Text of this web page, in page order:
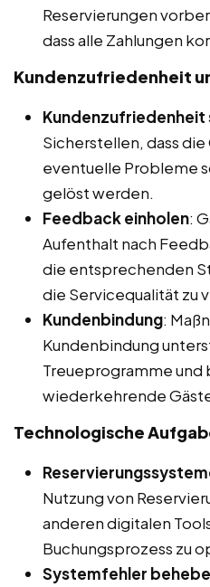
Reservierungen
dass alle Zahlungen
Kundenzufriedenheit
Sicherstellen, dass
eventuelle Probleme
gelöst werden.
Feedback einholen:
Aufenthalt nach
die entsprechenden
die Servicequalität zu
Kundenbindung:
Kundenbindung
Treueprogramme
wiederkehrende
Technologische
Nutzung von
anderen digitalen
Buchungsprozess zu
Systemfehler